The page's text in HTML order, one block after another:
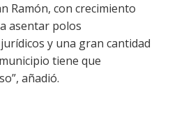
Ramón, con crecimiento
asentar polos
y una gran cantidad
tiene que
añadió.